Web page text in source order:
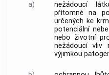
a)
nežádoucí
přítomné na
určených ke
potenciální
nebo životní
nežádoucí vliv
výjimkou